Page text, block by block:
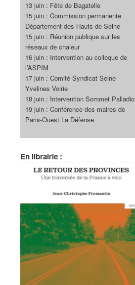
13 juin : Fête de Bagatelle
15 juin : Commission permanente
Département des Hauts-de-Seine
15 juin : Réunion publique sur les
réseaux de chaleur
16 juin : Intervention au colloque de
l’ASPIM
17 juin : Comité Syndicat Seine-
Yvelines Voirie
18 juin : Intervention Sommet Palladio
19 juin : Conférence des maires de
Paris-Ouest La Défense
En librairie :